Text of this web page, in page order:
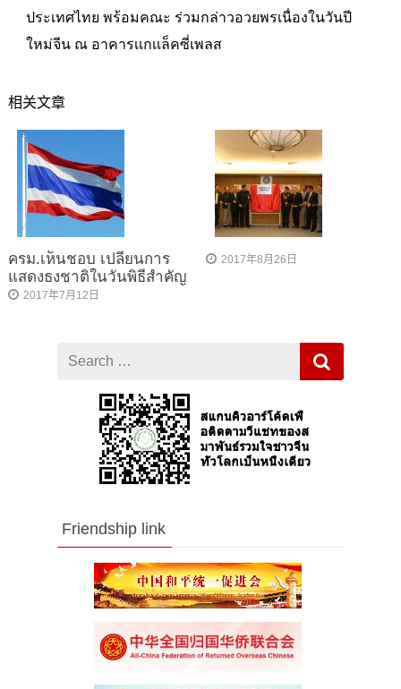
ประเทศไทย พร้อมคณะ ร่วมกล่าวอวยพรเนื่องในวันปี
ใหม่จีน ณ อาคารเเกเเล็คซี่เพลส
相关文章
ครม.เห็นชอบ เปลี่ยนการ
แสดงธงชาติในวันพิธีสำคัญ
2017年7月12日
2017年8月26日
for
Friendship link